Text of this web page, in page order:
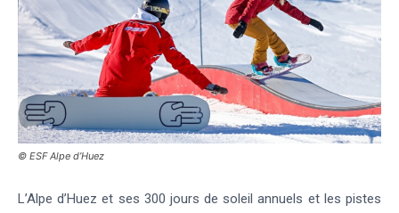
© ESF Alpe d’Huez
L’Alpe d’Huez et ses 300 jours de soleil annuels et les pistes